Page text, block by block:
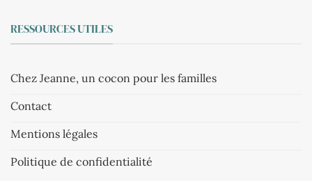
RESSOURCES UTILES
Chez Jeanne, un cocon pour les familles
Contact
Mentions légales
Politique de confidentialité